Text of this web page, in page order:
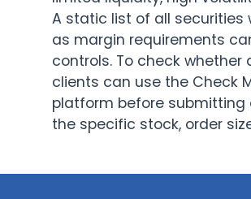
A static list of all securities
as margin requirements
controls. To check
clients can use the Check
platform before submitting
the specific stock, order